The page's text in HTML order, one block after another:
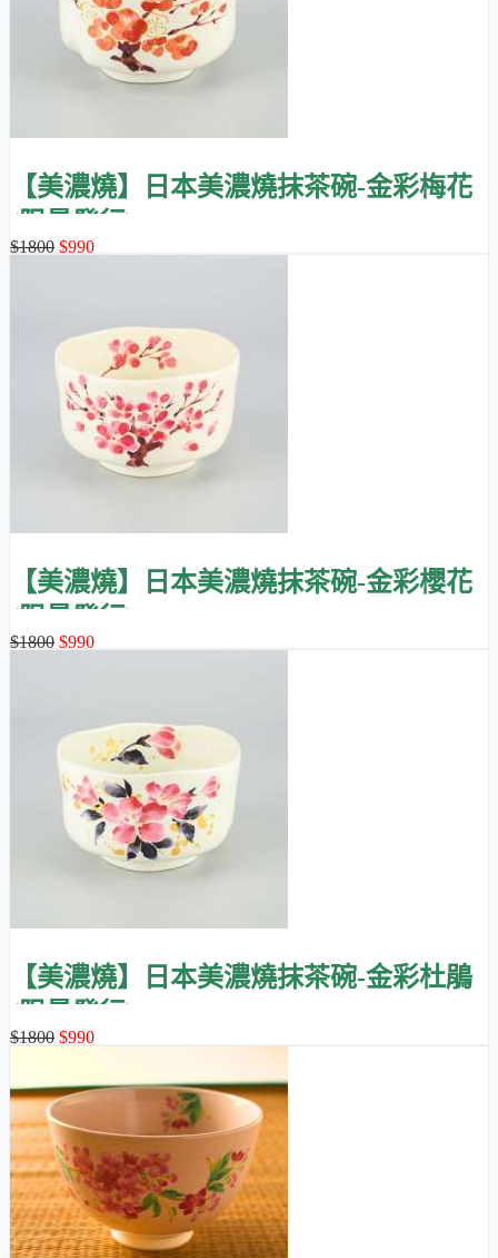
【美濃燒】日本美濃燒抹茶碗-金彩梅花
(限量發行)
$1800 $990
【美濃燒】日本美濃燒抹茶碗-金彩櫻花
(限量發行)
$1800 $990
【美濃燒】日本美濃燒抹茶碗-金彩杜鵑
(限量發行)
$1800 $990